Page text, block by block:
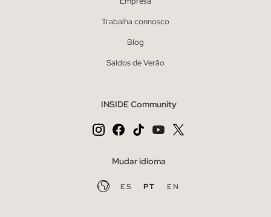
Trabalha connosco
Blog
Saldos de Verão
INSIDE Community
Mudar idioma
ES PT EN